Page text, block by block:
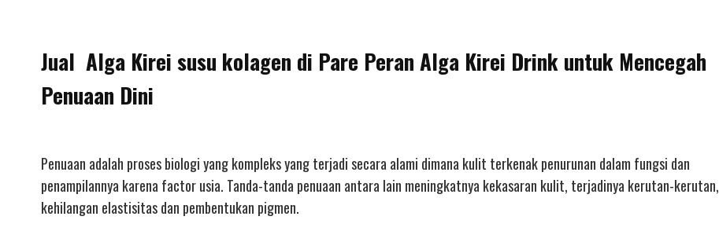
Jual Alga Kirei susu kolagen di Pare Peran Alga Kirei Drink untuk Mencegah
Penuaan Dini
Penuaan adalah proses biologi yang kompleks yang terjadi secara alami dimana kulit terkenak penurunan dalam fungsi dan
penampilannya karena factor usia. Tanda-tanda penuaan antara lain meningkatnya kekasaran kulit, terjadinya kerutan-kerutan,
kehilangan elastisitas dan pembentukan pigmen.